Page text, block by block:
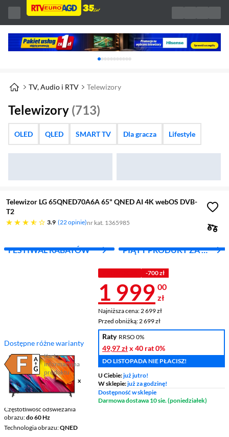
Karuzela z banerami, aktualny element 1 z
TV, Audio i RTV Telewizory
Telewizory (713)
OLED QLED SMART TV Dla gracza Lifestyle
Telewizor LG 65QNED70A6A 65" QNED AI 4K webOS DVB-
T2
3.9
3.9 gwiazdek 22 opinie nr kat. 1365985
FESTIWAL RABATÓW
PIĄTY PRODUKT ZA 1
Dostępne różne warianty
Karta
informacyjna
produktu
Plik w formacie pdf
(otworzy się w nowym oknie)
Ekran 65 ", 4K UHD / 3840 x
2160
Smart TV
Częstotliwość odświeżania
obrazu do 60 Hz
Technologia obrazu QNED
-700 zł
Cena 1 999
1 999 00
zł
Najniższa cena: 2 699 zł
Najniższa cena: 2 699 zł
Przed obniżką: 2 699 zł
Przed obniżką: 2 699 zł
Raty RRSO 0%
49,97 złx 40 rat0%
DO LISTOPADA NIE PŁACISZ!
U Ciebie:już jutro!
W sklepie:już za godzinę!
Dostępność w sklepie
Darmowa dostawa 10 sie. (poniedziałek)